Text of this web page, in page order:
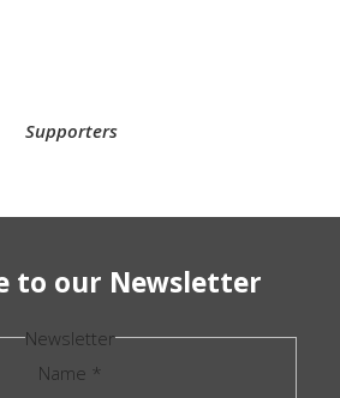
Supporters
to our Newsletter
Newsletter
Name *